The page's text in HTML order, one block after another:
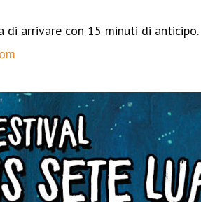
di arrivare con 15 minuti di anticipo.